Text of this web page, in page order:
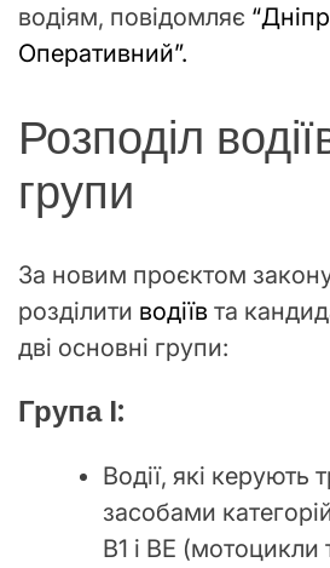
водіям, повідомляє
Оперативний”.
Розподіл
групи
За новим проєктом
розділити водіїв та
дві основні групи:
Група I:
Водії, які керують
засобами
В1 і ВЕ (мотоцикли